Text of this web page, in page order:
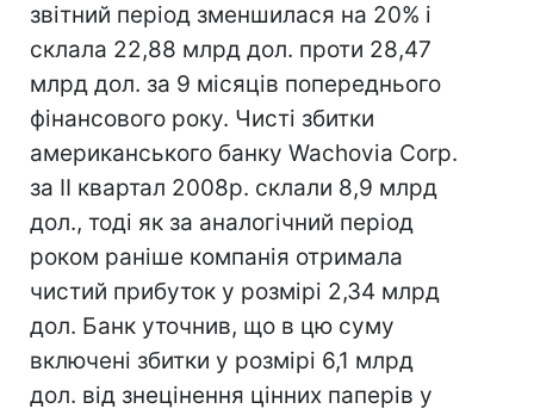
звітний період зменшилася на 20% і
склала 22,88 млрд дол. проти 28,47
млрд дол. за 9 місяців попереднього
фінансового року. Чисті збитки
американського банку Wachovia Corp.
за II квартал 2008р. склали 8,9 млрд
дол., тоді як за аналогічний період
роком раніше компанія отримала
чистий прибуток у розмірі 2,34 млрд
дол. Банк уточнив, що в цю суму
включені збитки у розмірі 6,1 млрд
дол. від знецінення цінних паперів у